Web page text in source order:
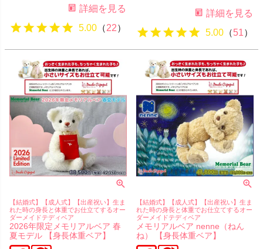
詳細を見る
5.00 （22）
詳細を見る
5.00 （51）
【結婚式】【成人式】【出産祝い】生ま
れた時の身長と体重でお仕立てするオー
ダーメイドテディベア
2026年限定メモリアルベア 春
夏モデル 【身長体重ベア】
【結婚式】【成人式】【出産祝い】生ま
れた時の身長と体重でお仕立てするオー
ダーメイドテディベア
メモリアルベア nenne（ねん
ね） 【身長体重ベア】